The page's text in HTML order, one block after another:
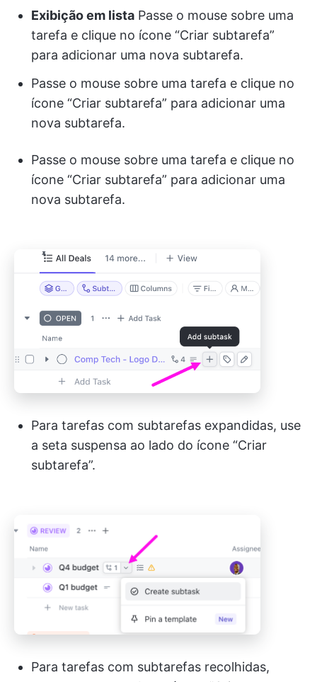
Exibição em lista Passe o mouse sobre uma
tarefa e clique no ícone “Criar subtarefa”
para adicionar uma nova subtarefa.
Passe o mouse sobre uma tarefa e clique no
ícone “Criar subtarefa” para adicionar uma
nova subtarefa.
Passe o mouse sobre uma tarefa e clique no
ícone “Criar subtarefa” para adicionar uma
nova subtarefa.
Para tarefas com subtarefas expandidas, use
a seta suspensa ao lado do ícone “Criar
subtarefa”.
Para tarefas com subtarefas recolhidas,